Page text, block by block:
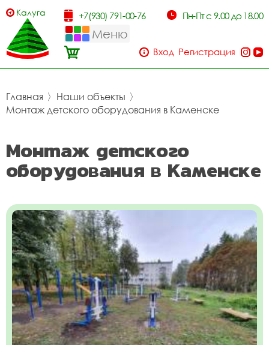
Калуга +7(930) 791-00-76 Пн-Пт с 9.00 до 18.00
Меню
Вход Регистрация
Главная 〉 Наши объекты 〉
Монтаж детского оборудования в Каменске
Монтаж детского
оборудования в Каменске